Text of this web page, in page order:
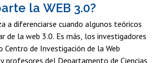
la WEB 3.0?
a diferenciarse cuando algunos teóricos
de la web 3.0. Es más, los investigadores
Centro de Investigación de la Web
y profesores del Departamento de Ciencias